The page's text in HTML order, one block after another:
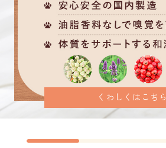
くわしくはこちら